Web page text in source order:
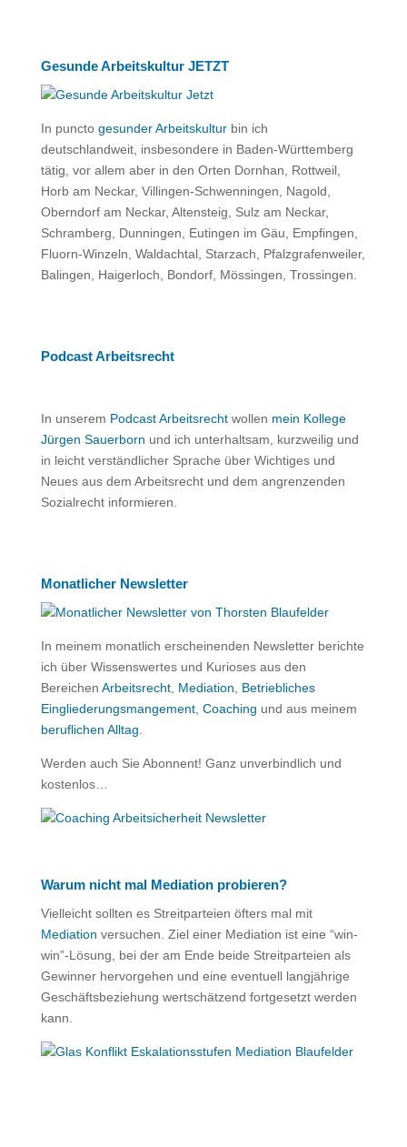
Gesunde Arbeitskultur JETZT
In puncto gesunder Arbeitskulturbin ich
deutschlandweit, insbesondere in Baden-Württemberg
tätig, vor allem aber in den Orten Dornhan, Rottweil,
Horb am Neckar, Villingen-Schwenningen, Nagold,
Oberndorf am Neckar, Altensteig, Sulz am Neckar,
Schramberg, Dunningen, Eutingen im Gäu, Empfingen,
Fluorn-Winzeln, Waldachtal, Starzach, Pfalzgrafenweiler,
Balingen, Haigerloch, Bondorf, Mössingen, Trossingen.
Podcast Arbeitsrecht
In unserem Podcast Arbeitsrechtwollen mein Kollege
Jürgen Sauerborn und ich unterhaltsam, kurzweilig und
in leicht verständlicher Sprache über Wichtiges und
Neues aus dem Arbeitsrecht und dem angrenzenden
Sozialrecht informieren.
Monatlicher Newsletter
In meinem monatlich erscheinenden Newsletter berichte
ich über Wissenswertes und Kurioses aus den
Bereichen Arbeitsrecht, Mediation
Betriebliches
Eingliederungsmangement, Coaching und aus meinem
beruflichen Alltag
Werden auch Sie Abonnent! Ganz unverbindlich und
kostenlos…
Warum nicht mal Mediation probieren?
Vielleicht sollten es Streitparteien öfters mal mit
Mediation versuchen. Ziel einer Mediation ist eine “win-
win”-Lösung, bei der am Ende beide Streitparteien als
Gewinner hervorgehen und eine eventuell langjährige
Geschäftsbeziehung wertschätzend fortgesetzt werden
kann.